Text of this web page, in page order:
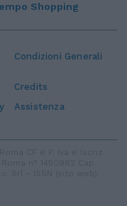
Condizioni Generali
Credits
Assistenza
Shopping